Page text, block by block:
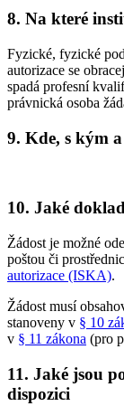
8. Na které
Fyzické, fyzické
autorizace se
spadá profesní
právnická osoba
9. Kde, s kým
10. Jaké
Žádost je možné
poštou či
autorizace (ISKA).
Žádost musí
stanoveny v § 10
v § 11 zákona (pro
11. Jaké jsou
dispozici